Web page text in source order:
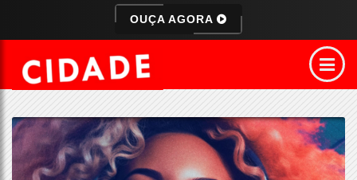
OUÇA AGORA